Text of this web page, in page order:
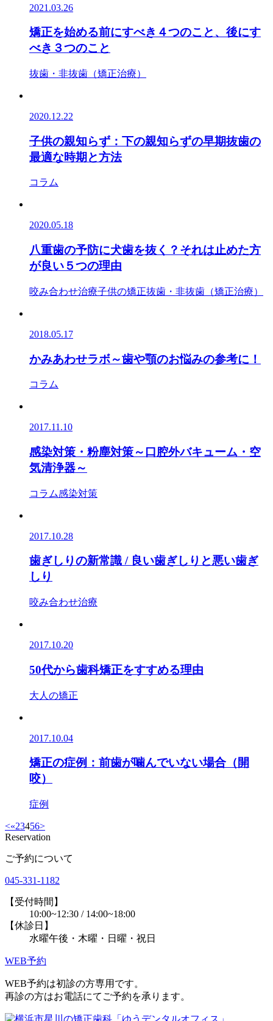
2021.03.26
矯正を始める前にすべき４つのこと、後にす
べき３つのこと
抜歯・非抜歯（矯正治療）
2020.12.22
子供の親知らず：下の親知らずの早期抜歯の
最適な時期と方法
コラム
2020.05.18
八重歯の予防に犬歯を抜く？それは止めた方
が良い５つの理由
咬み合わせ治療子供の矯正抜歯・非抜歯（矯正治療）
2018.05.17
かみあわせラボ～歯や顎のお悩みの参考に！
コラム
2017.11.10
感染対策・粉塵対策～口腔外バキューム・空
気清浄器～
コラム感染対策
2017.10.28
歯ぎしりの新常識 / 良い歯ぎしりと悪い歯ぎ
しり
咬み合わせ治療
2017.10.20
50代から歯科矯正をすすめる理由
大人の矯正
2017.10.04
矯正の症例：前歯が噛んでいない場合（開
咬）
症例
<«23456>
Reservation
ご予約について
045-331-1182
【受付時間】
10:00~12:30 / 14:00~18:00
【休診日】
水曜午後・木曜・日曜・祝日
WEB予約
WEB予約は初診の方専用です。
再診の方はお電話にてご予約を承ります。